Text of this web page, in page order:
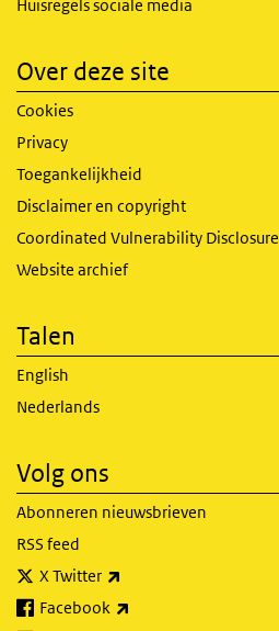
Huisregels sociale media
Over deze site
Cookies
Privacy
Toegankelijkheid
Disclaimer en copyright
Coordinated Vulnerability Disclosure
Website archief
Talen
English
Nederlands
Volg ons
Abonneren nieuwsbrieven
RSS feed
X Twitter
Facebook